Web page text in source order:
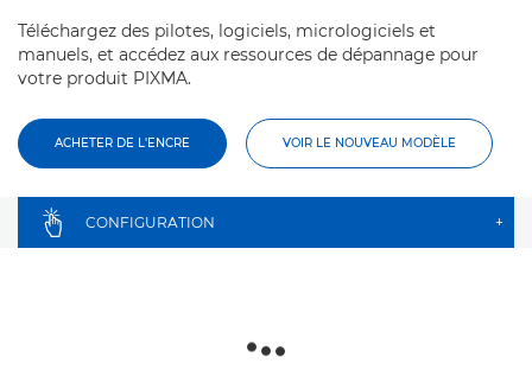
Téléchargez des pilotes, logiciels, micrologiciels et
manuels, et accédez aux ressources de dépannage pour
votre produit PIXMA.
ACHETER DE L'ENCRE VOIR LE NOUVEAU MODÈLE
CONFIGURATION +